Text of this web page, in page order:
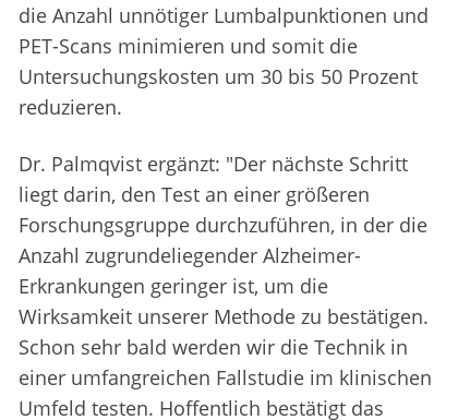
die Anzahl unnötiger Lumbalpunktionen und
PET-Scans minimieren und somit die
Untersuchungskosten um 30 bis 50 Prozent
reduzieren.
Dr. Palmqvist ergänzt: "Der nächste Schritt
liegt darin, den Test an einer größeren
Forschungsgruppe durchzuführen, in der die
Anzahl zugrundeliegender Alzheimer-
Erkrankungen geringer ist, um die
Wirksamkeit unserer Methode zu bestätigen.
Schon sehr bald werden wir die Technik in
einer umfangreichen Fallstudie im klinischen
Umfeld testen. Hoffentlich bestätigt das